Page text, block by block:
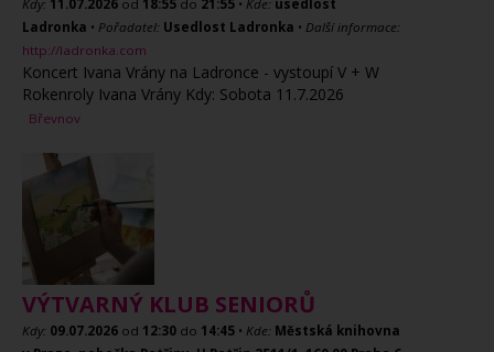
Kdy: 11.07.2026 od 18:55 do 21:55 • Kde: usedlost
Ladronka • Pořadatel: Usedlost Ladronka • Další informace:
http://ladronka.com
Koncert Ivana Vrány na Ladronce - vystoupí V + W
Rokenroly Ivana Vrány Kdy: Sobota 11.7.2026
Břevnov
VÝTVARNÝ KLUB SENIORŮ
Kdy: 09.07.2026 od 12:30 do 14:45 • Kde: Městská knihovna